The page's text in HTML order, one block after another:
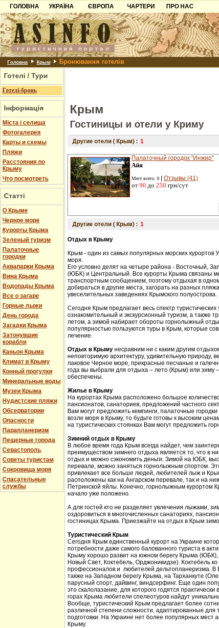
ГОЛОВНА
УКРАЇНА
Карпати
Азов
Причорноморря
Шацьк
ЄВРОПА
Чорногорія
Хорватія
Болгарія
Албанія
ЧАРТЕРИ
ПРО НАС
Контакти
Партнерам
Додати готель
Головна Крым Бронювання готелів
Готелі / Тури
Готелі-бронь
Інформація
Міста і селища
Фотогалерея
Карты и схемы
Пляжи
Расстояния по
Крыму
Что посмотреть
Статті
О Крыме
Черное море
Курорты Крыма
Зеленый туризм
Палаточные
городки
Аквапарки Крыма
Вина Крыма
Водопады Крыма
Все о загаре
Горные лыжи
День города
Загадки Крыма
Затонувшие
корабли
Каньон Крыма
Климат в Крыму
Конный прогулки
Минеральные воды
Музеи Крыма
Нудистские пляжи
Обсерватории
Опасности
Парапланеризм
Пещерные города
Севастополь
Советы туристам
Сокровища моря
Спасательные
службы
Крым
Гостиницы и отели у Криму
Другие отели ( Крым) : 1
Палаточный городок "Инжир"
Айя
Мест всего: 0 Отзывы (41)
от 90 до 250 грн/сут
Другие отели ( Крым) : 1
Отдых в Крыму
Крым - один из самых популярных морских курортов
моря.
Его условно делят на четыре района - Восточный,
(ЮБК) и Центральный. Все курорты Крыма связаны
транспортным сообщением, поэтому отдыхая в
добираться в другие места, загорать на разных
увеселительных заведениях Крымского полуострова.
Сегодня Крым предлагает весь спектр
ознакомительный и экскурсионный туризм, а также
летом, а зимой набирает обороты горнолыжный
популярностью пользуются туры в Крым, которые
лечение.
Отдых в Крыму несравним ни с каким другим
неповторимую архитектуру, удивительную природу,
лаковое Черное море, прекрасные песчаные и
года вы выбрали для отдыха – лето (Крым) или зиму
обеспечены.
Жилье в Крыму
На курортах Крыма расположено большое
пансионатов, санаториев, предложений частного
Вам могут предложить кемпинги, палаточные
возле моря в Крыму, то будьте готовы к высоким
на туристических стоянках Вам могут предложить
Зимний отдых в Крыму
В любое время года Крым всегда найдет, чем
преимуществом зимнего отдыха является то, что в
отдых и можно сэкономить деньги. Зимой на ЮБК,
перевале, можно заняться горнолыжным спортом.
привлекает все больше людей, любителей лыж и
расположены как на Ангарском перевале, так и на
Петринской яйлы. Конечно, горнолыжным курортом
начало уже положено.
А для гостей кто не разделяет увлечения лыжами,
оздоровиться в многочисленных санаториях,
гостиницах Крыма. Приезжайте на отдых в Крым
Туристический Крым
Сегодня Крым единственный курорт на Украине
потребности даже самого балованного туриста в
Крыму хорошо развит на южном берегу Крыма (ЮБК),
Новый Свет, Коктебель, Орджоникидзе). Коктебель
профессионалов и любителей дельтопланеризма. В
также на Западном берегу Крыма, на Тарханкуте
парусный спорт, дайвинг, виндсерфинг. Еще один
это скалолазание, для которого годятся
горах Крыма любители спелеотуров найдут
Вообще, туристический Крым предлагает более
различной степени сложности, адаптированные для
подготовки. На Украине нет более популярных мест
Крыму.